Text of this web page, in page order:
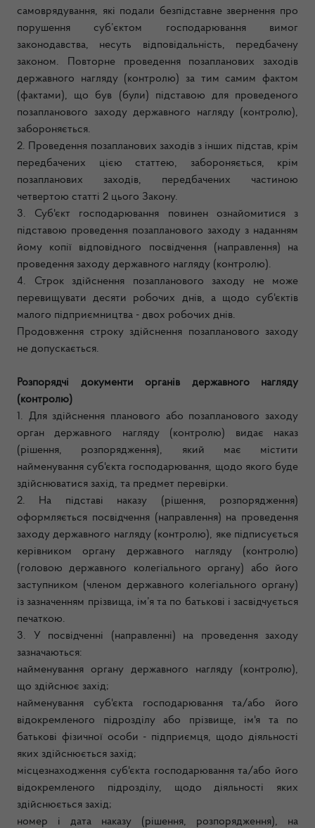
самоврядування, які подали безпідставне звернення про
порушення суб’єктом господарювання вимог
законодавства, несуть відповідальність, передбачену
законом. Повторне проведення позапланових заходів
державного нагляду (контролю) за тим самим фактом
(фактами), що був (були) підставою для проведеного
позапланового заходу державного нагляду (контролю),
забороняється.
2. Проведення позапланових заходів з інших підстав, крім
передбачених цією статтею, забороняється, крім
позапланових заходів, передбачених частиною
четвертою статті 2 цього Закону.
3. Суб'єкт господарювання повинен ознайомитися з
підставою проведення позапланового заходу з наданням
йому копії відповідного посвідчення (направлення) на
проведення заходу державного нагляду (контролю).
4. Строк здійснення позапланового заходу не може
перевищувати десяти робочих днів, а щодо суб'єктів
малого підприємництва - двох робочих днів.
Продовження строку здійснення позапланового заходу
не допускається.
Розпорядчі документи органів державного нагляду
(контролю)
1. Для здійснення планового або позапланового заходу
орган державного нагляду (контролю) видає наказ
(рішення, розпорядження), який має містити
найменування суб'єкта господарювання, щодо якого буде
здійснюватися захід, та предмет перевірки.
2. На підставі наказу (рішення, розпорядження)
оформляється посвідчення (направлення) на проведення
заходу державного нагляду (контролю), яке підписується
керівником органу державного нагляду (контролю)
(головою державного колегіального органу) або його
заступником (членом державного колегіального органу)
із зазначенням прізвища, ім’я та по батькові і засвідчується
печаткою.
3. У посвідченні (направленні) на проведення заходу
зазначаються:
найменування органу державного нагляду (контролю),
що здійснює захід;
найменування суб'єкта господарювання та/або його
відокремленого підрозділу або прізвище, ім'я та по
батькові фізичної особи - підприємця, щодо діяльності
яких здійснюється захід;
місцезнаходження суб'єкта господарювання та/або його
відокремленого підрозділу, щодо діяльності яких
здійснюється захід;
номер і дата наказу (рішення, розпорядження), на